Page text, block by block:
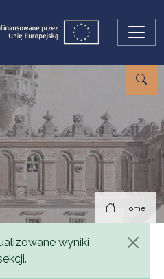
Home
wyniki